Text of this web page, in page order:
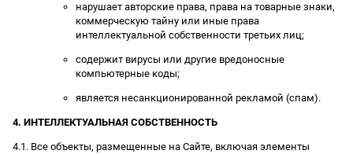
нарушает авторские права, права на товарные знаки,
коммерческую тайну или иные права
интеллектуальной собственности третьих лиц;
содержит вирусы или другие вредоносные
компьютерные коды;
является несанкционированной рекламой (спам).
4. ИНТЕЛЛЕКТУАЛЬНАЯ СОБСТВЕННОСТЬ
4.1. Все объекты, размещенные на Сайте, включая элементы